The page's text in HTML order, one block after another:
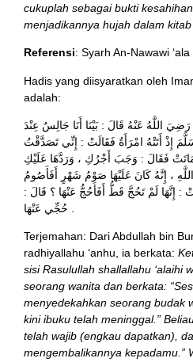
cukuplah sebagai bukti
menjadikannya hujah dalam
Referensi: Syarh An-Nawawi
Hadis yang diisyaratkan oleh
adalah:
اللَّهُ عَنْهُ قَالَ : بَيْنَا أَنَا جَالِسٌ عِنْدَ
إِذْ أَتَتْهُ امْرَأَةٌ فَقَالَتْ : إِنِّي تَصَدَّقْتُ
مَاتَتْ فَقَالَ : وَجَبَ أَجْرُكِ ، وَرَدَّهَا عَلَيْكِ
، إِنَّهُ كَانَ عَلَيْهَا صَوْمُ شَهْرٍ أَفَأَصُومُ
: إِنَّهَا لَمْ تَحُجَّ قَطُّ أَفَأَحُجُّ عَنْهَا ؟ قَالَ :
Terjemahan: Dari Abdullah bin
radhiyallahu ‘anhu, ia berkata:
sisi Rasulullah shallallahu ‘alaihi
seorang wanita dan berkata:
menyedekahkan seorang budak
kini ibuku telah meninggal.”
telah wajib (engkau dapatkan),
mengembalikannya kepadamu.”